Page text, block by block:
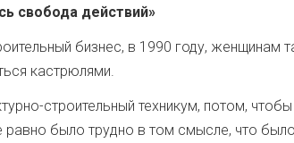
свобода действий»
бизнес, в 1990 году, женщинам
кастрюлями.
­строительный техникум, потом,
равно было трудно в том смысле, что